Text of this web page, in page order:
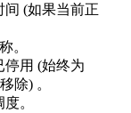
(如果当前正
。
用 (始终为
除) 。
。